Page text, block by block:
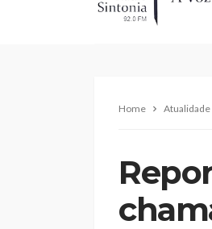
Home Atualidade